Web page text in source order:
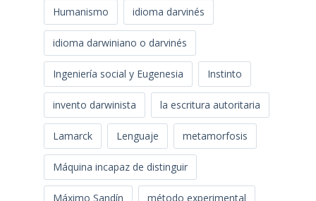
Humanismo idioma darvinés
idioma darwiniano o darvinés
Ingeniería social y Eugenesia Instinto
invento darwinista la escritura autoritaria
Lamarck Lenguaje metamorfosis
Máquina incapaz de distinguir
Máximo Sandín método experimental